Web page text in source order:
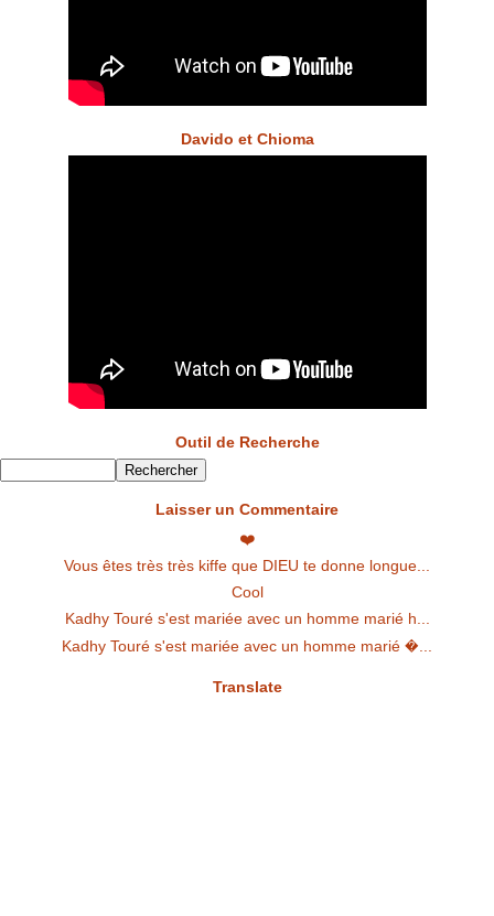
Davido et Chioma
Outil de Recherche
Laisser un Commentaire
❤️
Vous êtes très très kiffe que DIEU te donne longue...
Cool
Kadhy Touré s'est mariée avec un homme marié h...
Kadhy Touré s'est mariée avec un homme marié �...
Translate